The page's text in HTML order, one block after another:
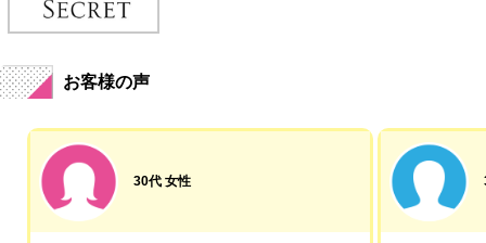
お客様の声
30代 女性